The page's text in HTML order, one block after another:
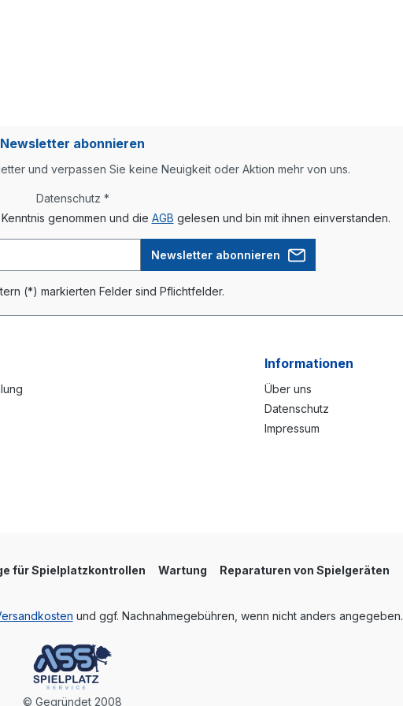
Newsletter abonnieren
und verpassen Sie keine Neuigkeit oder Aktion mehr von uns.
Datenschutz *
genommen und die AGB gelesen und bin mit ihnen einverstanden.
Newsletter abonnieren
(*) markierten Felder sind Pflichtfelder.
Informationen
Über uns
Datenschutz
Impressum
für Spielplatzkontrollen Wartung Reparaturen von Spielgeräten
und ggf. Nachnahmegebühren, wenn nicht anders angegeben.
© Gegründet 2008